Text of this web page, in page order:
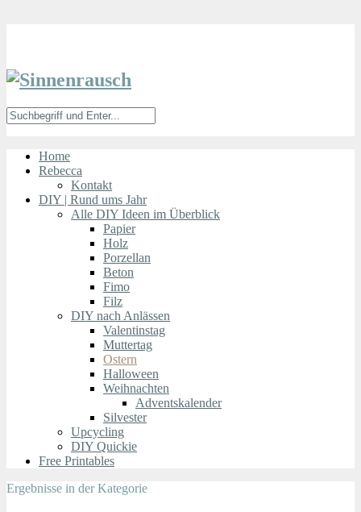
Home
Rebecca
Kontakt
DIY | Rund ums Jahr
Alle DIY Ideen im Überblick
Papier
Holz
Porzellan
Beton
Fimo
Filz
DIY nach Anlässen
Valentinstag
Muttertag
Ostern
Halloween
Weihnachten
Adventskalender
Silvester
Upcycling
DIY Quickie
Free Printables
Ergebnisse in der Kategorie